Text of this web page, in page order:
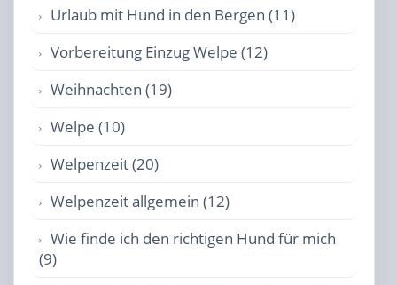
Urlaub mit Hund in den Bergen (11)
Vorbereitung Einzug Welpe (12)
Weihnachten (19)
Welpe (10)
Welpenzeit (20)
Welpenzeit allgemein (12)
Wie finde ich den richtigen Hund für mich
(9)